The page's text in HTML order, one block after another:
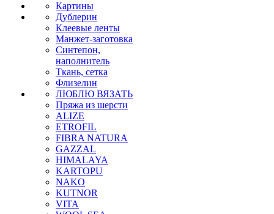
Картины
Дублерин
Клеевые ленты
Манжет-заготовка
Синтепон,
наполнитель
Ткань, сетка
Флизелин
ЛЮБЛЮ ВЯЗАТЬ
Пряжа из шерсти
ALIZE
ETROFIL
FIBRA NATURA
GAZZAL
HIMALAYA
KARTOPU
NAKO
KUTNOR
VITA